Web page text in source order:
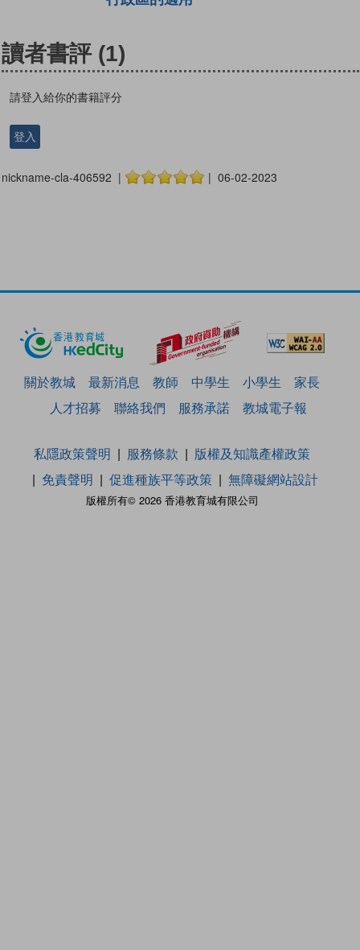
讀者書評 (1)
請登入給你的書籍評分
登入
nickname-cla-406592 | | 06-02-2023
關於教城 最新消息 教師 中學生 小學生
家長
人才招募
聯絡我們 服務承諾 教城電子報
版權所有© 2026 香港教育城有限公司
私隱政策聲明 服務條款
版權及知識產權政策
免責聲明
促進種族平等政策 無障礙網站設計